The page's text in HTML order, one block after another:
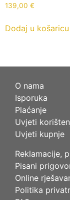
139,00 €
Dodaj u košaricu
O nama
Isporuka
Plaćanje
Uvjeti
Uvjeti kupnje
Reklamacije,
Pisani
Online
Politika